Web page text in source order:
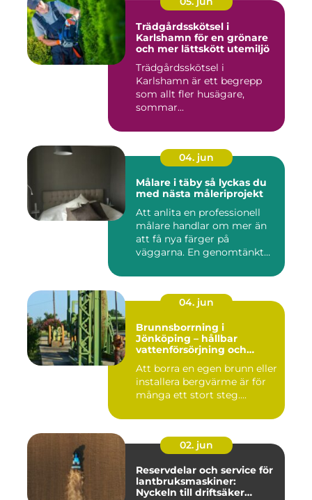
Trädgårdsskötsel i
Karlshamn för en grönare
och mer lättskött utemiljö
Trädgårdsskötsel i
Karlshamn är ett begrepp
som allt fler husägare,
sommar...
04. jun
Målare i täby så lyckas du
med nästa måleriprojekt
Att anlita en professionell
målare handlar om mer än
att få nya färger på
väggarna. En genomtänkt
04. jun
Brunnsborrning i
Jönköping – hållbar
vattenförsörjning och
Att borra en egen brunn eller
installera bergvärme är för
många ett stort steg....
02. jun
Reservdelar och service för
lantbruksmaskiner:
Nyckeln till driftsäker